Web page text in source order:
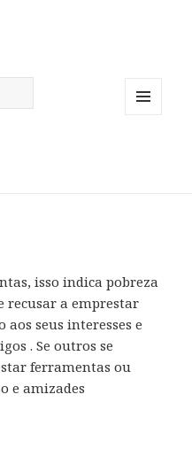
isso indica pobreza
recusar a emprestar
seus interesses e
. Se outros se
ferramentas ou
e amizades